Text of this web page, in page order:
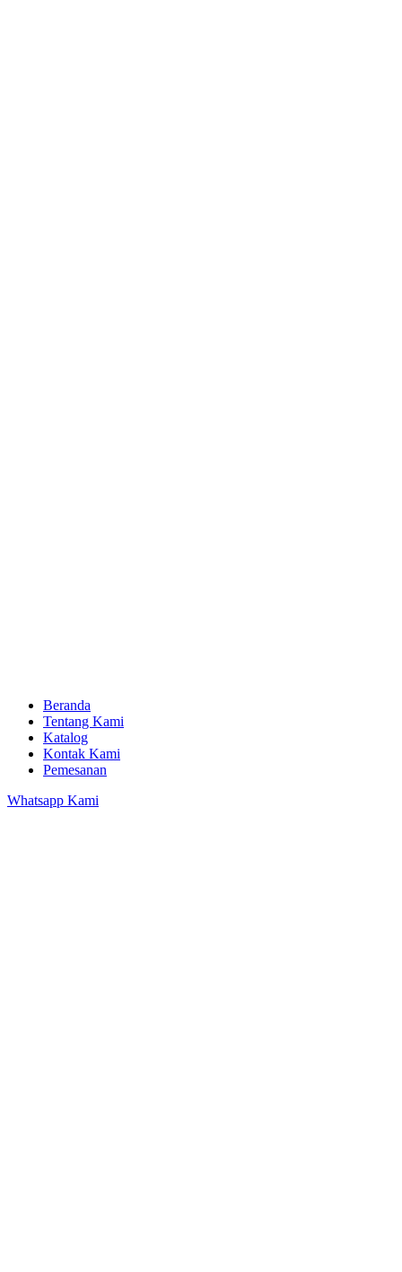
Beranda
Tentang Kami
Katalog
Kontak Kami
Pemesanan
Whatsapp Kami